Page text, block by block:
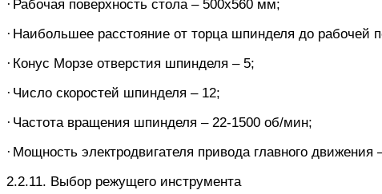
· Рабочая поверхность стола – 500х560 мм;
· Наибольшее расстояние от торца шпинделя до рабочей
· Конус Морзе отверстия шпинделя – 5;
· Число скоростей шпинделя – 12;
· Частота вращения шпинделя – 22-1500 об/мин;
· Мощность электродвигателя привода главного движения
2.2.11. Выбор режущего инструмента